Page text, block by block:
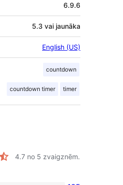
6.9.6
5.3 vai jaunāka
English (US)
countdown
countdown timer timer
4.7 no 5 zvaigznēm.